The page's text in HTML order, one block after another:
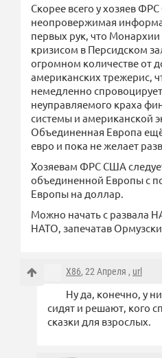
Скорее всего у хозяев
неопровержимая
первых рук, что Монархии
кризисом в Персидском
огромном количестве от
американских трежерис,
немедленно
неуправляемого краха
системы и американской
Объединенная Европа
евро и пока не желает
Хозяевам ФРС США
объединенной Европы с
Европы на доллар.
Можно начать с развала
НАТО, запечатав
X86, 22 Апреля , url
Ну да, конечно, у
сидят и решают, кого
сказки для взрослых.